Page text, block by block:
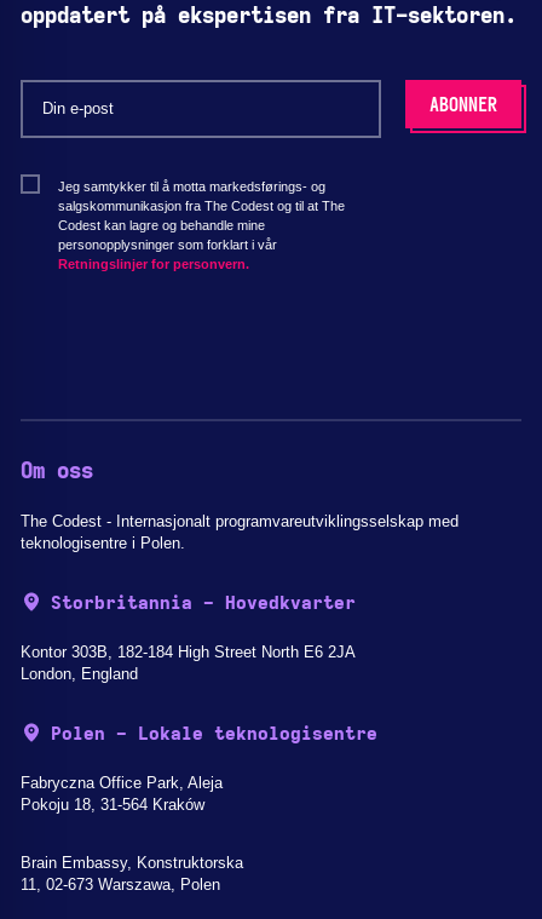
oppdatert på ekspertisen fra IT-sektoren.
Jeg samtykker til å motta markedsførings- og
salgskommunikasjon fra The Codest og til at The
Codest kan lagre og behandle mine
personopplysninger som forklart i vår
Retningslinjer for personvern.
Om oss
The Codest - Internasjonalt programvareutviklingsselskap med
teknologisentre i Polen.
Storbritannia - Hovedkvarter
Kontor 303B, 182-184 High Street North E6 2JA
London, England
Polen - Lokale teknologisentre
Fabryczna Office Park, Aleja
Pokoju 18, 31-564 Kraków
Brain Embassy, Konstruktorska
11, 02-673 Warszawa, Polen